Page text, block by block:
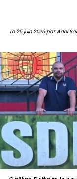
Le 25 juin 2026 par Adel